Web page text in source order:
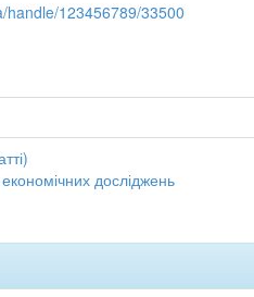
handle/123456789/33500
досліджень